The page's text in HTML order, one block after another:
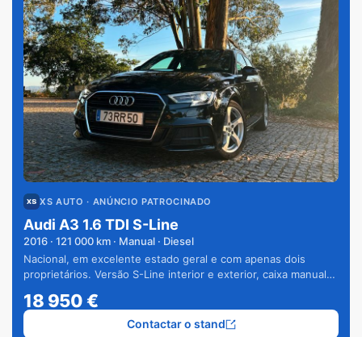
XS AUTO · ANÚNCIO PATROCINADO
Audi A3 1.6 TDI S-Line
2016 · 121 000 km · Manual · Diesel
Nacional, em excelente estado geral e com apenas dois
proprietários. Versão S-Line interior e exterior, caixa manual
18 950€
Contactar o stand